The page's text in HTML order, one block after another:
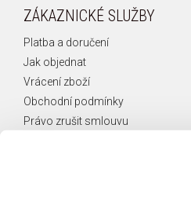
ZÁKAZNICKÉ SLUŽBY
Platba a doručení
Jak objednat
Vrácení zboží
Obchodní podmínky
Právo zrušit smlouvu